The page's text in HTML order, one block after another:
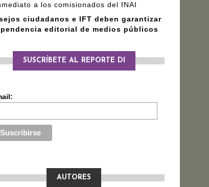
a los comisionados del INAI
ciudadanos e IFT deben garantizar
editorial de medios públicos
SUSCRÍBETE AL REPORTE DI
AUTORES